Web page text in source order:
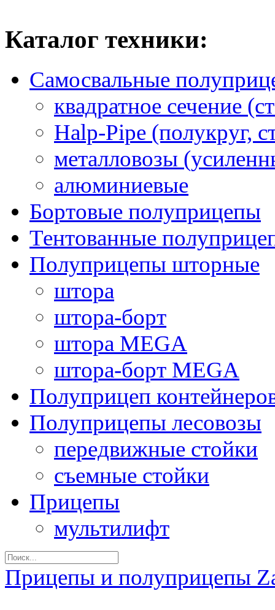
Каталог техники:
Самосвальные
квадратное сечение
Halp-Pipe (полукруг,
металловозы
алюминиевые
Бортовые полуприцепы
Тентованные
Полуприцепы шторные
штора
штора-борт
штора MEGA
штора-борт MEGA
Полуприцеп
Полуприцепы лесовозы
передвижные стойки
съемные стойки
Прицепы
мультилифт
Прицепы и полуприцепы